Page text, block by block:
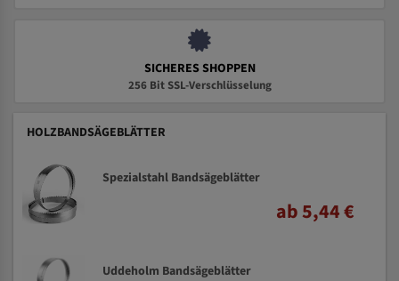
SICHERES SHOPPEN
256 Bit SSL-Verschlüsselung
HOLZBANDSÄGEBLÄTTER
Spezialstahl Bandsägeblätter
ab 5,44 €
Uddeholm Bandsägeblätter